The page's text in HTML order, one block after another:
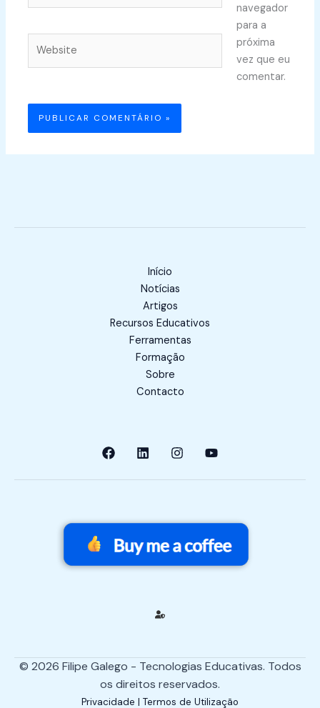
navegador
para a
próxima
vez que eu
comentar.
Início
Notícias
Artigos
Recursos Educativos
Ferramentas
Formação
Sobre
Contacto
© 2026 Filipe Galego - Tecnologias Educativas. Todos
os direitos reservados.
Privacidade | Termos de Utilização